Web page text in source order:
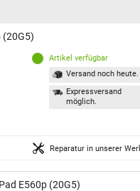
(20G5)
Artikel verfügbar
Versand noch heute.
Expressversand
möglich.
Reparatur in unserer
E560p (20G5)